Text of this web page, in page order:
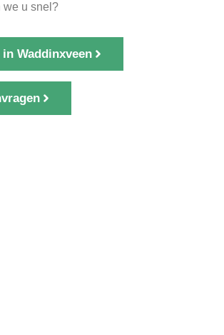
we u snel?
Waddinxveen